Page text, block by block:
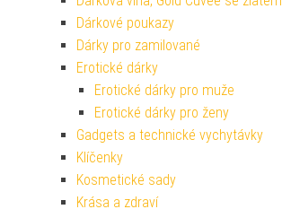
Dárkové poukazy
Dárky pro zamilované
Erotické dárky
Erotické dárky pro muže
Erotické dárky pro ženy
Gadgets a technické vychytávky
Klíčenky
Kosmetické sady
Krása a zdraví